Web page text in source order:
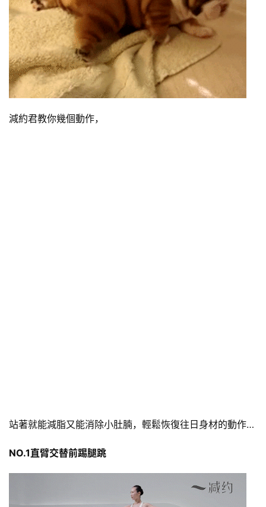
減約君教你幾個動作，
站著就能減脂又能消除小肚腩，輕鬆恢復往日身材的動作…
NO.1直臂交替前踢腿跳